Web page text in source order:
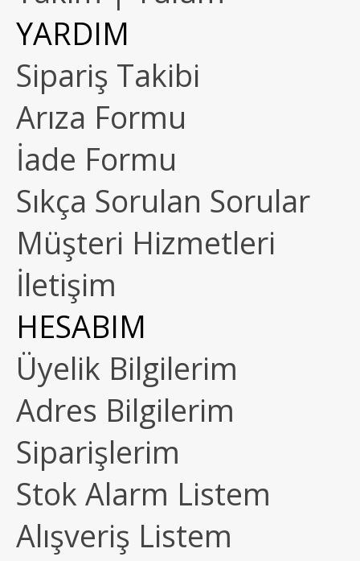
YARDIM
Sipariş Takibi
Arıza Formu
İade Formu
Sıkça Sorulan Sorular
Müşteri Hizmetleri
İletişim
HESABIM
Üyelik Bilgilerim
Adres Bilgilerim
Siparişlerim
Stok Alarm Listem
Alışveriş Listem